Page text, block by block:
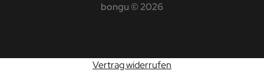
bongu © 2026
Vertrag widerrufen